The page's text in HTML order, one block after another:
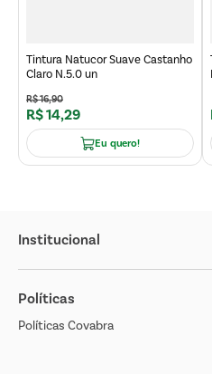
Tintura Natucor Suave Castanho
Claro N.5.0 un
R$16,90
R$14,29
Eu quero!
Institucional
Sobre o Covabra
Nossas Lojas
Cliente Bem Estar
Políticas
Políticas Covabra